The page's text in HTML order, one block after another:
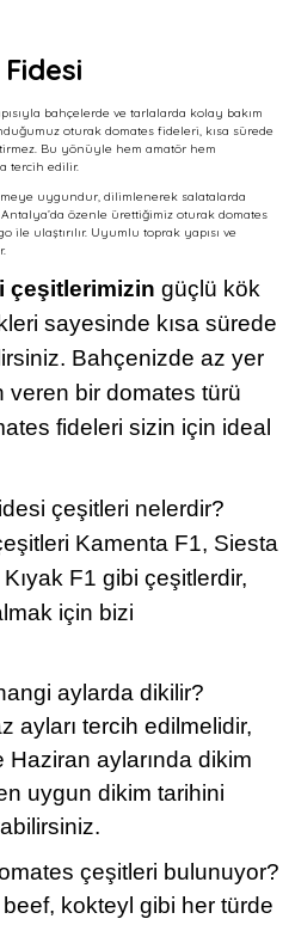
bahçelerde ve tarlalarda kolay bakım
oturak domates fideleri, kısa sürede
Bu yönüyle hem amatör hem
tercih edilir.
uygundur, dilimlenerek salatalarda
özenle ürettiğimiz oturak domates
ile ulaştırılır. Uyumlu toprak yapısı ve
çeşitlerimizin güçlü kök
sayesinde kısa sürede
Bahçenizde az yer
veren bir domates türü
fideleri sizin için ideal
çeşitleri nelerdir?
Kamenta F1, Siesta
Kıyak F1 gibi çeşitlerdir,
için bizi
aylarda dikilir?
ayları tercih edilmelidir,
Haziran aylarında dikim
uygun dikim tarihini
çeşitleri bulunuyor?
kokteyl gibi her türde